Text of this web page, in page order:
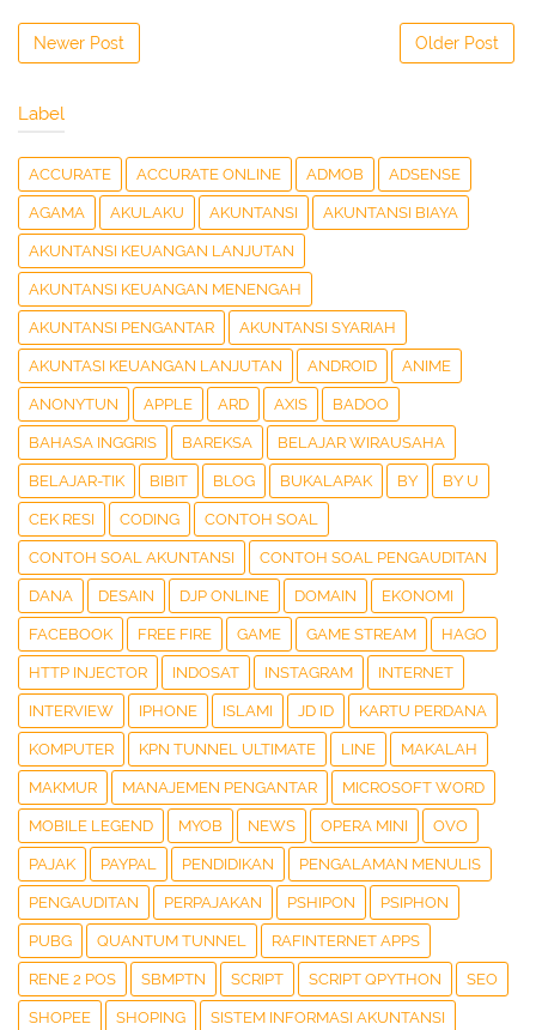
Newer Post Older Post
Label
ACCURATE ACCURATE ONLINE ADMOB ADSENSE
AGAMA AKULAKU AKUNTANSI AKUNTANSI BIAYA
AKUNTANSI KEUANGAN LANJUTAN
AKUNTANSI KEUANGAN MENENGAH
AKUNTANSI PENGANTAR AKUNTANSI SYARIAH
AKUNTASI KEUANGAN LANJUTAN ANDROID ANIME
ANONYTUN APPLE ARD AXIS BADOO
BAHASA INGGRIS BAREKSA BELAJAR WIRAUSAHA
BELAJAR-TIK BIBIT BLOG BUKALAPAK BY BY U
CEK RESI CODING CONTOH SOAL
CONTOH SOAL AKUNTANSI CONTOH SOAL PENGAUDITAN
DANA DESAIN DJP ONLINE DOMAIN EKONOMI
FACEBOOK FREE FIRE GAME GAME STREAM HAGO
HTTP INJECTOR INDOSAT INSTAGRAM INTERNET
INTERVIEW IPHONE ISLAMI JD ID KARTU PERDANA
KOMPUTER KPN TUNNEL ULTIMATE LINE MAKALAH
MAKMUR MANAJEMEN PENGANTAR MICROSOFT WORD
MOBILE LEGEND MYOB NEWS OPERA MINI OVO
PAJAK PAYPAL PENDIDIKAN PENGALAMAN MENULIS
PENGAUDITAN PERPAJAKAN PSHIPON PSIPHON
PUBG QUANTUM TUNNEL RAFINTERNET APPS
RENE 2 POS SBMPTN SCRIPT SCRIPT QPYTHON SEO
SHOPEE SHOPING SISTEM INFORMASI AKUNTANSI